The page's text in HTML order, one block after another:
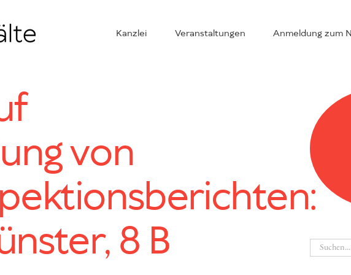
Kanzlei Veranstaltungen Anmeldung zum
von
8 B
Suche